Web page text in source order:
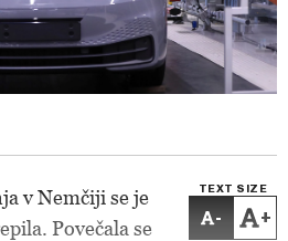
TEXT SIZE
- +
v Nemčiji se je
Povečala se